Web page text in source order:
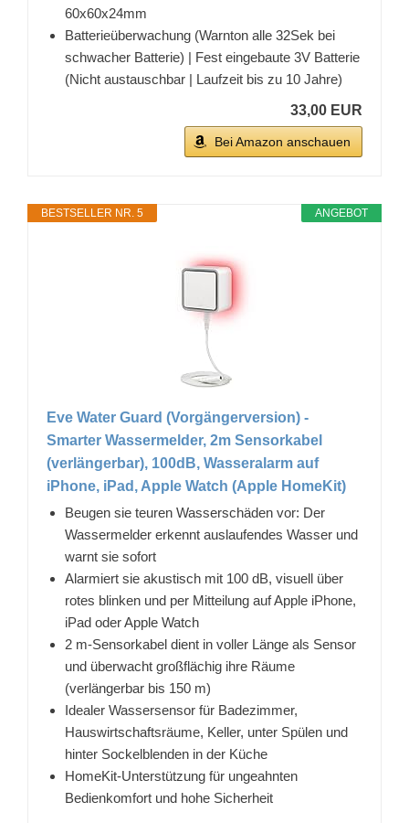
60x60x24mm
Batterieüberwachung (Warnton alle 32Sek bei
schwacher Batterie) | Fest eingebaute 3V Batterie
(Nicht austauschbar | Laufzeit bis zu 10 Jahre)
33,00 EUR
Bei Amazon anschauen
ANGEBOT
BESTSELLER NR. 5
Eve Water Guard (Vorgängerversion) -
Smarter Wassermelder, 2m Sensorkabel
(verlängerbar), 100dB, Wasseralarm auf
iPhone, iPad, Apple Watch (Apple HomeKit)
Beugen sie teuren Wasserschäden vor: Der
Wassermelder erkennt auslaufendes Wasser und
warnt sie sofort
Alarmiert sie akustisch mit 100 dB, visuell über
rotes blinken und per Mitteilung auf Apple iPhone,
iPad oder Apple Watch
2 m-Sensorkabel dient in voller Länge als Sensor
und überwacht großflächig ihre Räume
(verlängerbar bis 150 m)
Idealer Wassersensor für Badezimmer,
Hauswirtschaftsräume, Keller, unter Spülen und
hinter Sockelblenden in der Küche
HomeKit-Unterstützung für ungeahnten
Bedienkomfort und hohe Sicherheit